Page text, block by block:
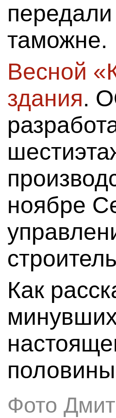
таможне.
Весной
здания.
ноябре
Как
Фото